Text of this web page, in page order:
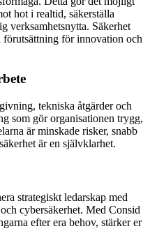
hot i realtid, säkerställa
verksamhetsnytta. Säkerhet
förutsättning för innovation och
tekniska åtgärder och
som gör organisationen trygg,
är minskade risker, snabb
är en självklarhet.
strategiskt ledarskap med
cybersäkerhet. Med Consid
efter era behov, stärker er